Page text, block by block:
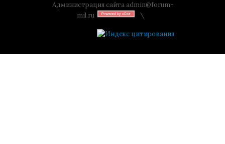
Администрация сайта admin@forum-
mil.ru